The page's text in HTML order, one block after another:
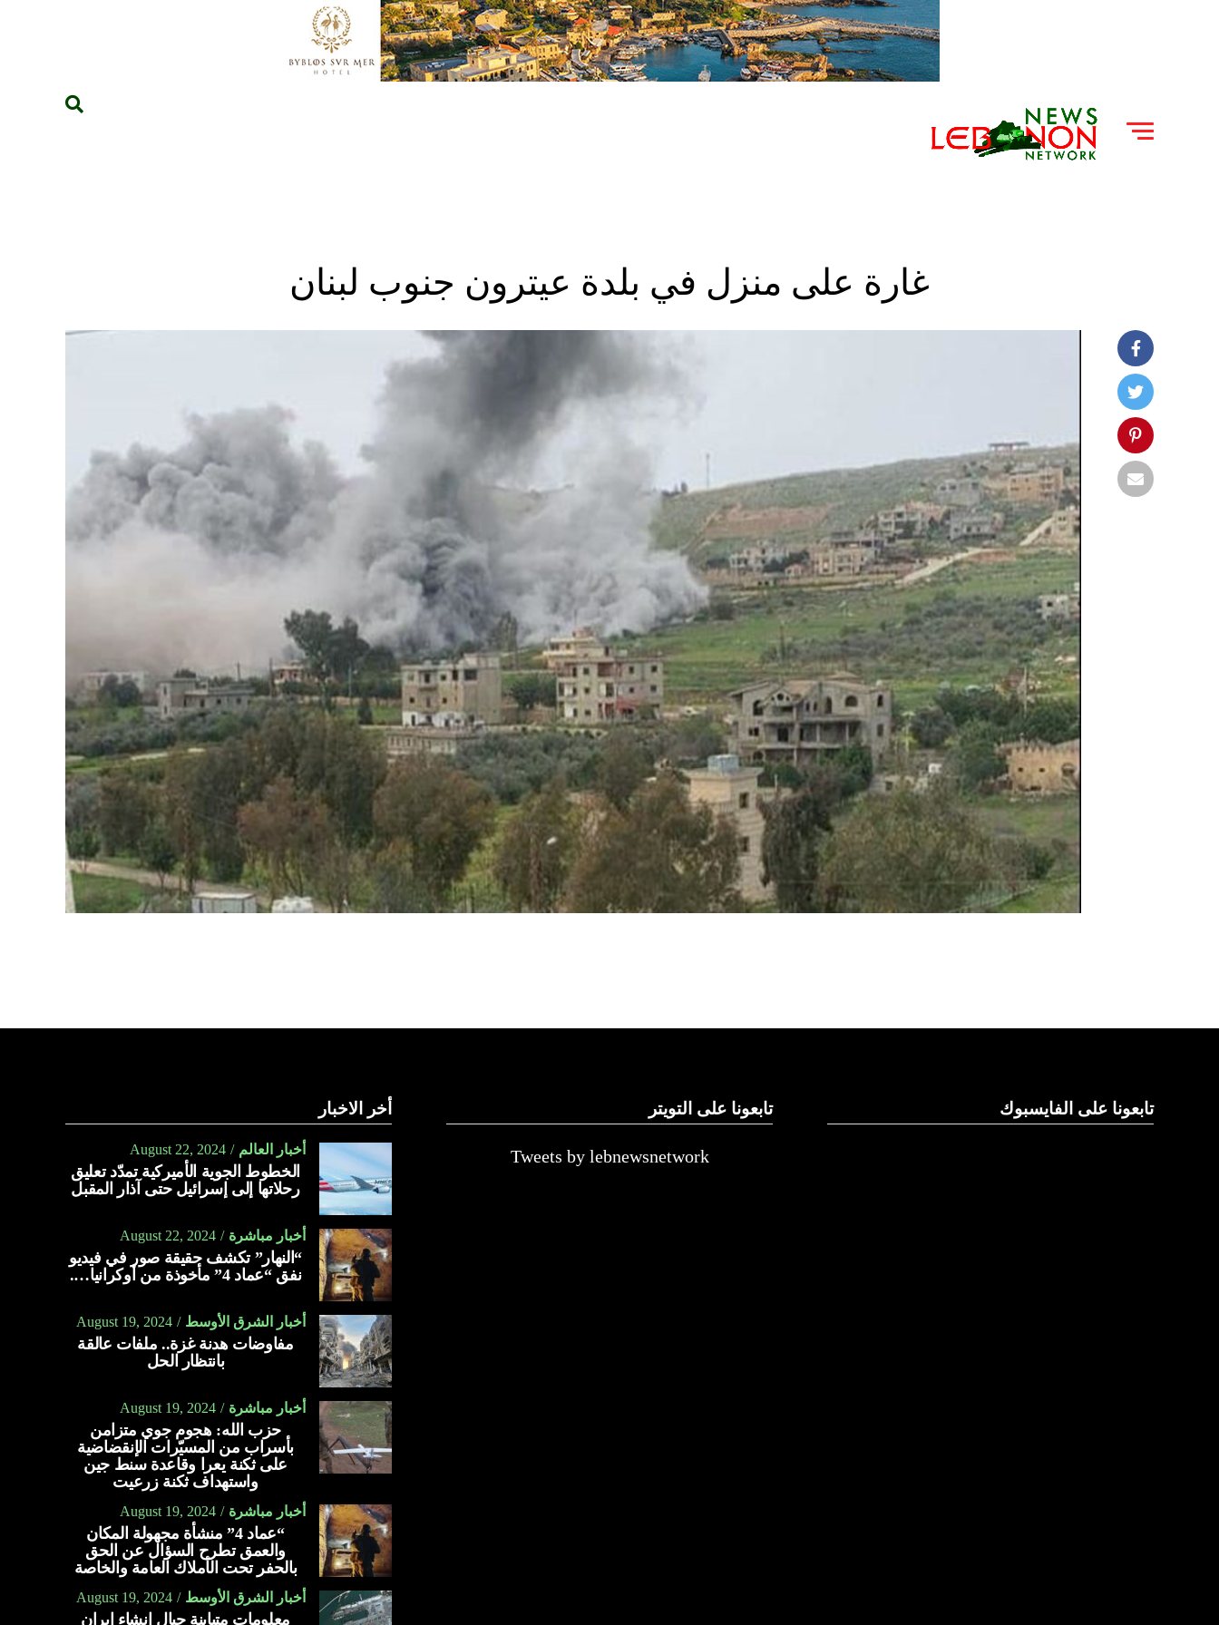
غارة على منزل في بلدة عيترون جنوب لبنان
تابعونا على الفايسبوك تابعونا على التويتر
Tweets by lebnewsnetwork
أخر الاخبار
أخبار العالم August 22, 2024
الخطوط الجوية الأميركية تمدّد تعليق
رحلاتها إلى إسرائيل حتى آذار المقبل
أخبار مباشرة August 22, 2024
“النهار” تكشف حقيقة صور في فيديو
نفق “عماد 4” مأخوذة من أوكرانيا….
أخبار الشرق الأوسط August 19, 2024
مفاوضات هدنة غزة.. ملفات عالقة
بانتظار الحل
أخبار مباشرة August 19, 2024
حزب الله: هجوم جوي متزامن
بأسراب من المسيّرات الإنقضاضية
على ثكنة يعرا وقاعدة سنط جين
واستهداف ثكنة زرعيت
أخبار مباشرة August 19, 2024
“عماد 4” منشأة مجهولة المكان
والعمق تطرح السؤال عن الحق
بالحفر تحت الأملاك العامة والخاصة
أخبار الشرق الأوسط August 19, 2024
معلومات متباينة حيال إنشاء إيران